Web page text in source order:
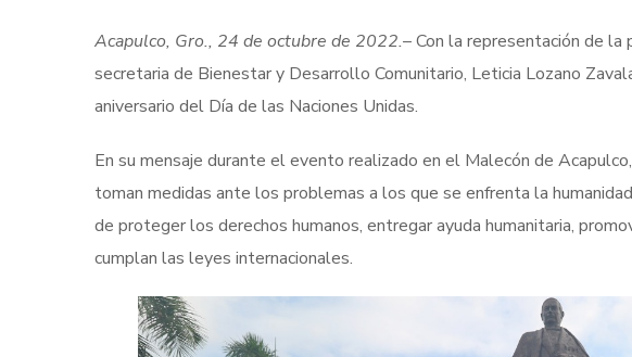
Acapulco, Gro., 24 de octubre de 2022.– Con la representación de
secretaria de Bienestar y Desarrollo Comunitario, Leticia Lozano
aniversario del Día de las Naciones Unidas.
En su mensaje durante el evento realizado en el Malecón de
toman medidas ante los problemas a los que se enfrenta la
de proteger los derechos humanos, entregar ayuda humanitaria,
cumplan las leyes internacionales.